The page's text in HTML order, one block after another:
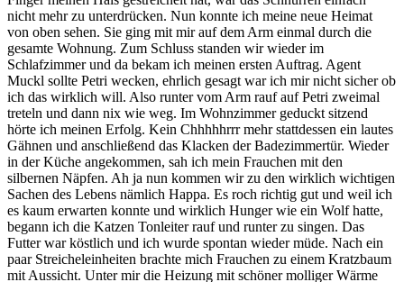
nicht mehr zu unterdrücken. Nun konnte ich meine neue Heimat
von oben sehen. Sie ging mit mir auf dem Arm einmal durch die
gesamte Wohnung. Zum Schluss standen wir wieder im
Schlafzimmer und da bekam ich meinen ersten Auftrag. Agent
Muckl sollte Petri wecken, ehrlich gesagt war ich mir nicht sicher ob
ich das wirklich will. Also runter vom Arm rauf auf Petri zweimal
treteln und dann nix wie weg. Im Wohnzimmer geduckt sitzend
hörte ich meinen Erfolg. Kein Chhhhhrrr mehr stattdessen ein lautes
Gähnen und anschließend das Klacken der Badezimmertür. Wieder
in der Küche angekommen, sah ich mein Frauchen mit den
silbernen Näpfen. Ah ja nun kommen wir zu den wirklich wichtigen
Sachen des Lebens nämlich Happa. Es roch richtig gut und weil ich
es kaum erwarten konnte und wirklich Hunger wie ein Wolf hatte,
begann ich die Katzen Tonleiter rauf und runter zu singen. Das
Futter war köstlich und ich wurde spontan wieder müde. Nach ein
paar Streicheleinheiten brachte mich Frauchen zu einem Kratzbaum
mit Aussicht. Unter mir die Heizung mit schöner molliger Wärme